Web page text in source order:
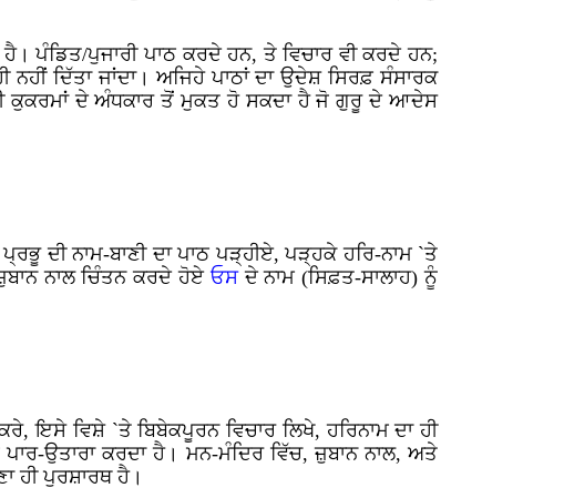
ਪੰਡਿਤ/ਪੁਜਾਰੀ ਪਾਠ ਕਰਦੇ ਹਨ, ਤੇ ਵਿਚਾਰ ਵੀ ਕਰਦੇ ਹਨ;
ਦਿੱਤਾ ਜਾਂਦਾ। ਅਜਿਹੇ ਪਾਠਾਂ ਦਾ ਉਦੇਸ਼ ਸਿਰਫ਼ ਸੰਸਾਰਕ
ਕੁਕਰਮਾਂ ਦੇ ਅੰਧਕਾਰ ਤੋਂ ਮੁਕਤ ਹੋ ਸਕਦਾ ਹੈ ਜੋ ਗੁਰੂ ਦੇ ਆਦੇਸ
ਦੀ ਨਾਮ-ਬਾਣੀ ਦਾ ਪਾਠ ਪੜ੍ਹੀਏ, ਪੜ੍ਹਕੇ ਹਰਿ-ਨਾਮ `ਤੇ
ਨਾਲ ਚਿੰਤਨ ਕਰਦੇ ਹੋਏ ਓਸਦੇ ਨਾਮ (ਸਿਫ਼ਤ-ਸਾਲਾਹ) ਨੂੰ
ਇਸੇ ਵਿਸ਼ੇ `ਤੇ ਬਿਬੇਕਪੂਰਨ ਵਿਚਾਰ ਲਿਖੇ, ਹਰਿਨਾਮ ਦਾ ਹੀ
ਉਤਾਰਾ ਕਰਦਾ ਹੈ। ਮਨ-ਮੰਦਿਰ ਵਿੱਚ, ਜ਼ੁਬਾਨ ਨਾਲ, ਅਤੇ
ਹੀ ਪੁਰਸ਼ਾਰਥ ਹੈ।